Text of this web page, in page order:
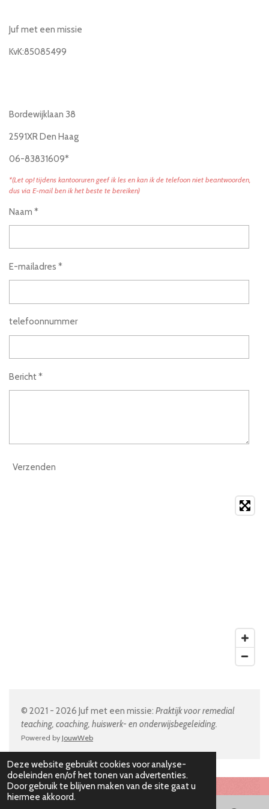
Deze website gebruikt cookies voor analyse-
doeleinden en/of het tonen van advertenties.
Door gebruik te blijven maken van de site gaat u
hiermee akkoord.
Juf met een missie
KvK:85085499
Bordewijklaan 38
2591XR Den Haag
06-83831609*
*(Let op! tijdens kantooruren geef ik les en kan ik de telefoon niet beantwoorden,
dus via E-mail ben ik het beste te bereiken)
Naam *
E-mailadres *
telefoonnummer
Bericht *
Verzenden
© 2021 - 2026 Juf met een missie: Praktijk voor remedial
teaching, coaching, huiswerk- en onderwijsbegeleiding.
Powered by JouwWeb